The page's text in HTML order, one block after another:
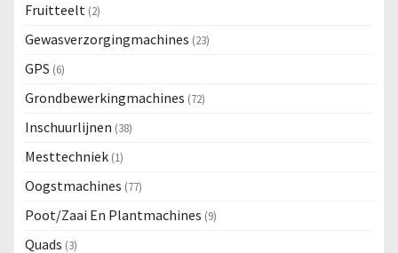
Fruitteelt (2)
Gewasverzorgingmachines (23)
GPS (6)
Grondbewerkingmachines (72)
Inschuurlijnen (38)
Mesttechniek (1)
Oogstmachines (77)
Poot/Zaai En Plantmachines (9)
Quads (3)